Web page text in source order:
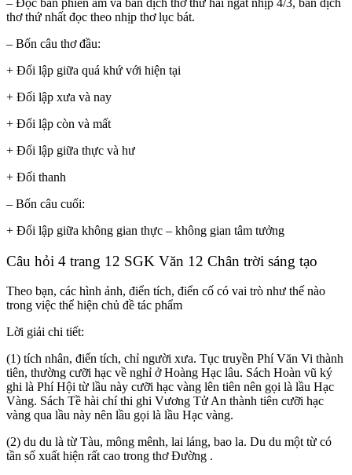
thơ thứ nhất đọc theo nhịp thơ lục bát.
– Bốn câu thơ đầu:
+ Đối lập giữa quá khứ với hiện tại
+ Đối lập xưa và nay
+ Đối lập còn và mất
+ Đối lập giữa thực và hư
+ Đối thanh
– Bốn câu cuối:
+ Đối lập giữa không gian thực – không gian tâm tưởng
Câu hỏi 4 trang 12 SGK Văn 12 Chân trời sáng tạo
Theo bạn, các hình ảnh, điển tích, điển cố có vai trò như thế nào
trong việc thể hiện chủ đề tác phẩm
Lời giải chi tiết:
(1) tích nhân, điển tích, chỉ người xưa. Tục truyền Phí Văn Vi thành
tiên, thường cưỡi hạc về nghỉ ở Hoàng Hạc lâu. Sách Hoàn vũ ký
ghi là Phí Hội từ lầu này cưỡi hạc vàng lên tiên nên gọi là lầu Hạc
Vàng. Sách Tề hài chí thi ghi Vương Tử An thành tiên cưỡi hạc
vàng qua lầu này nên lầu gọi là lầu Hạc vàng.
(2) du du là từ Tàu, mông mênh, lai láng, bao la. Du du một từ có
tần số xuất hiện rất cao trong thơ Đường .